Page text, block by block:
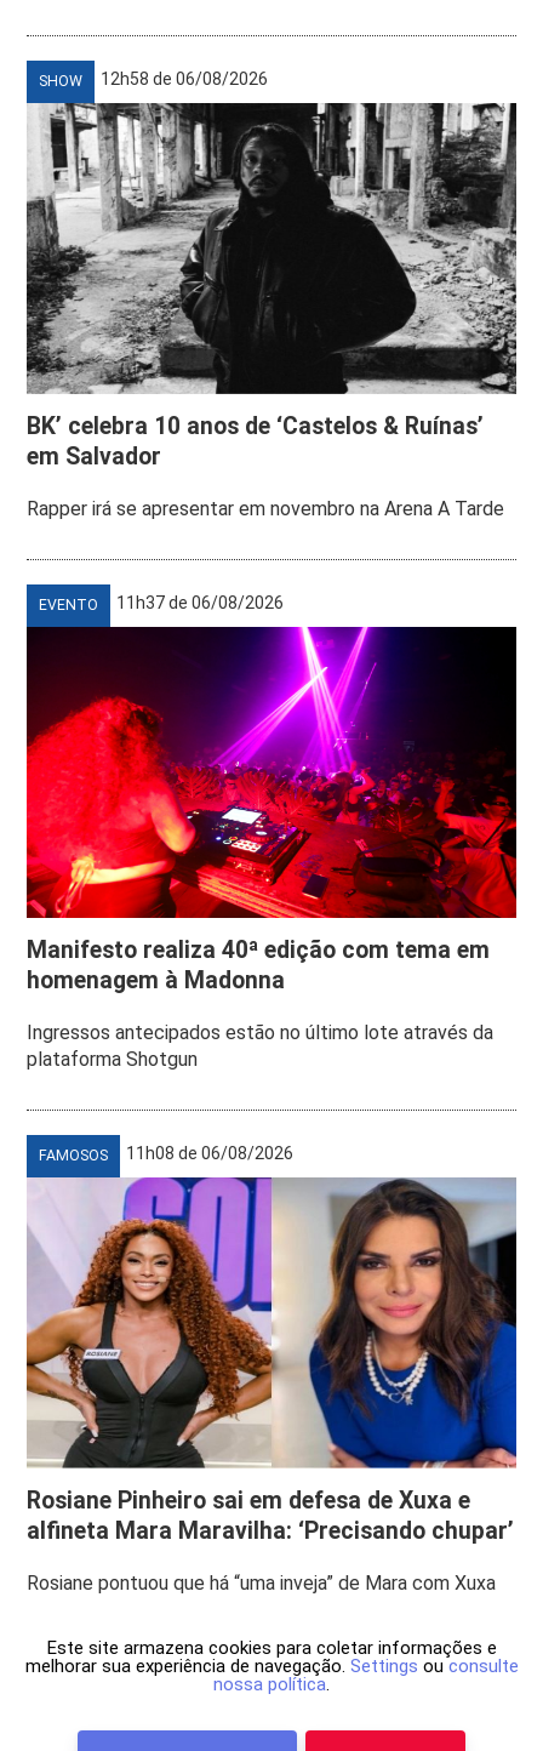
SHOW 12h58 de 06/08/2026
BK’ celebra 10 anos de ‘Castelos & Ruínas’
em Salvador
Rapper irá se apresentar em novembro na Arena A Tarde
EVENTO 11h37 de 06/08/2026
Manifesto realiza 40ª edição com tema em
homenagem à Madonna
Ingressos antecipados estão no último lote através da
plataforma Shotgun
FAMOSOS 11h08 de 06/08/2026
Rosiane Pinheiro sai em defesa de Xuxa e
alfineta Mara Maravilha: ‘Precisando chupar’
Rosiane pontuou que há “uma inveja” de Mara com Xuxa
Este site armazena cookies para coletar informações e
melhorar sua experiência de navegação. Settings ou consulte
nossa política.